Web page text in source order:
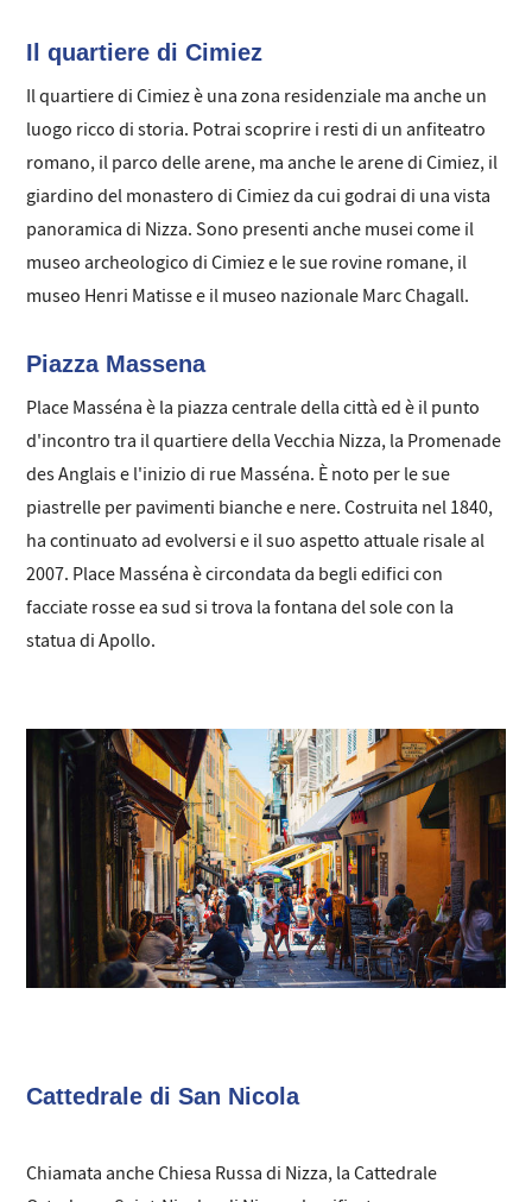
Il quartiere di Cimiez
Il quartiere di Cimiez è una zona residenziale ma anche un
luogo ricco di storia. Potrai scoprire i resti di un anfiteatro
romano, il parco delle arene, ma anche le arene di Cimiez, il
giardino del monastero di Cimiez da cui godrai di una vista
panoramica di Nizza. Sono presenti anche musei come il
museo archeologico di Cimiez e le sue rovine romane, il
museo Henri Matisse e il museo nazionale Marc Chagall.
Piazza Massena
Place Masséna è la piazza centrale della città ed è il punto
d'incontro tra il quartiere della Vecchia Nizza, la Promenade
des Anglais e l'inizio di rue Masséna. È noto per le sue
piastrelle per pavimenti bianche e nere. Costruita nel 1840,
ha continuato ad evolversi e il suo aspetto attuale risale al
2007. Place Masséna è circondata da begli edifici con
facciate rosse ea sud si trova la fontana del sole con la
statua di Apollo.
Cattedrale di San Nicola
Chiamata anche Chiesa Russa di Nizza, la Cattedrale